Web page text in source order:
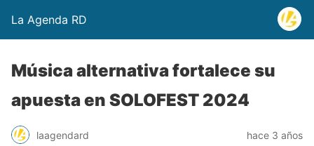
La Agenda RD
Música alternativa fortalece su
apuesta en SOLOFEST 2024
laagendard hace 3 años